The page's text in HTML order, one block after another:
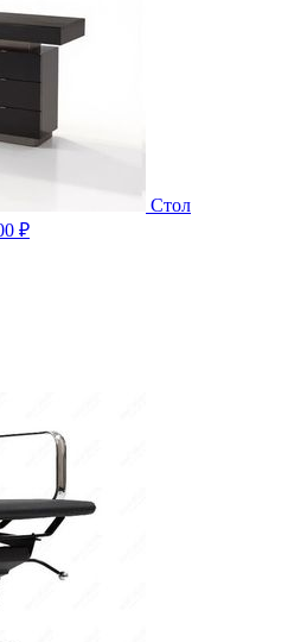
Стол
₽